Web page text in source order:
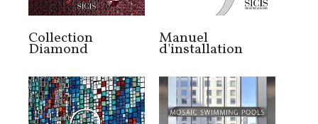
Collection
Diamond
Manuel
d'installation